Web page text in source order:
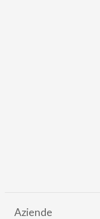
Aziende